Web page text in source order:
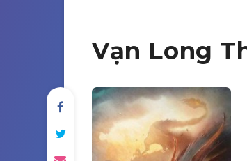
Vạn Long